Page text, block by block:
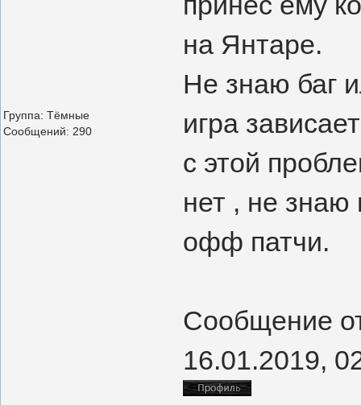
Группа: Тёмные
Сообщений: 290
на Янтаре.
Не знаю баг
игра
с этой
нет , не знаю
офф патчи.
Сообщение
16.01.2019,